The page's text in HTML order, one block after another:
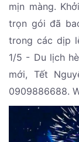
mịn màng.
trọn gói đã
trong các dịp
1/5 - Du lịch
mới, Tết
0909886688.